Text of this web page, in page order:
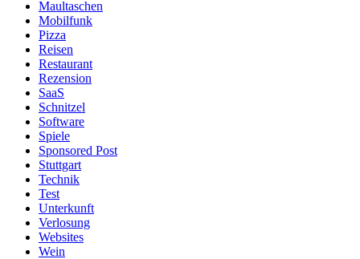
Maultaschen
Mobilfunk
Pizza
Reisen
Restaurant
Rezension
SaaS
Schnitzel
Software
Spiele
Sponsored Post
Stuttgart
Technik
Test
Unterkunft
Verlosung
Websites
Wein